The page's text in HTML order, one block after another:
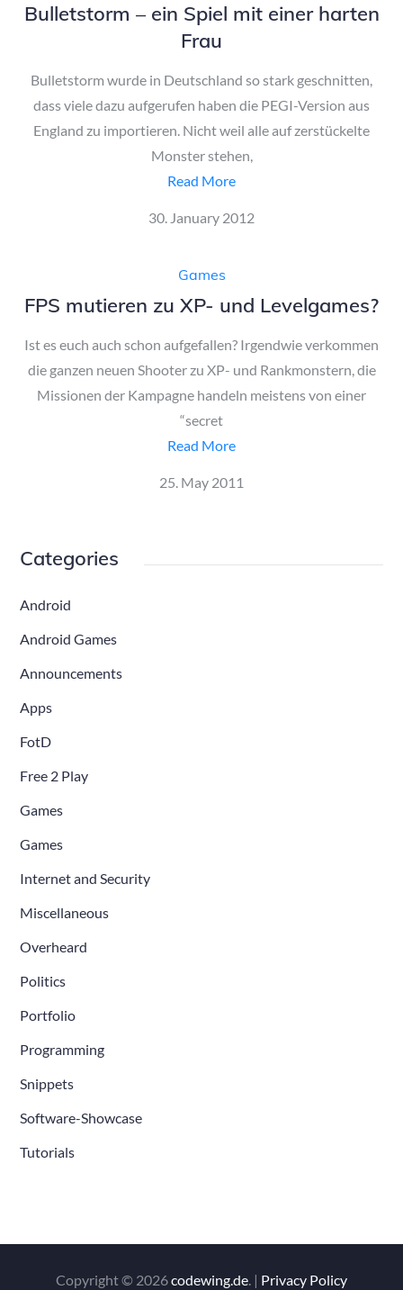
Bulletstorm – ein Spiel mit einer harten
Frau
Bulletstorm wurde in Deutschland so stark geschnitten,
dass viele dazu aufgerufen haben die PEGI-Version aus
England zu importieren. Nicht weil alle auf zerstückelte
Monster stehen,
Read More
Posted
30. January 2012
Games
FPS mutieren zu XP- und Levelgames?
Ist es euch auch schon aufgefallen? Irgendwie verkommen
die ganzen neuen Shooter zu XP- und Rankmonstern, die
Missionen der Kampagne handeln meistens von einer
“secret
Read More
Posted
25. May 2011
Categories
Android
Android Games
Announcements
Apps
FotD
Free 2 Play
Games
Games
Internet and Security
Miscellaneous
Overheard
Politics
Portfolio
Programming
Snippets
Software-Showcase
Tutorials
Copyright © 2026codewing.de. | Privacy Policy